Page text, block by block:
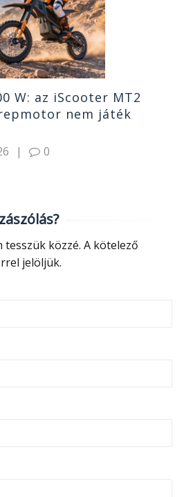
W: az iScooter MT2
nem játék
| 0
tesszük közzé. A kötelező
jelöljük.